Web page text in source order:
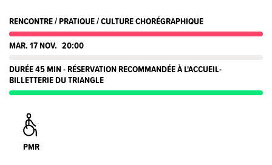
RENCONTRE / PRATIQUE / CULTURE CHORÉGRAPHIQUE
MAR. 17 NOV. 20:00
DURÉE 45 MIN - RÉSERVATION RECOMMANDÉE À L'ACCUEIL-
BILLETTERIE DU TRIANGLE
PMR